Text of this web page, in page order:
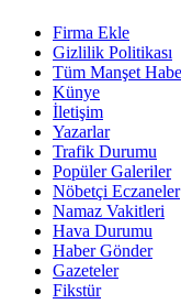
Firma Ekle
Gizlilik Politikası
Tüm Manşet
Künye
İletişim
Yazarlar
Trafik Durumu
Popüler Galeriler
Nöbetçi Eczaneler
Namaz Vakitleri
Hava Durumu
Haber Gönder
Gazeteler
Fikstür